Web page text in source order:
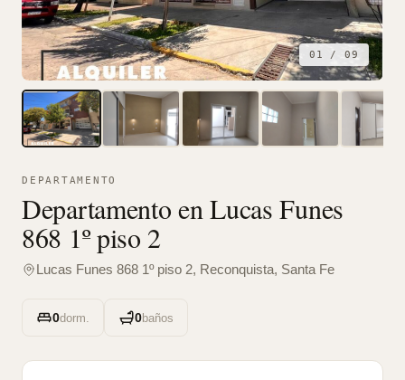
01 / 09
DEPARTAMENTO
Departamento en Lucas Funes
868 1º piso 2
Lucas Funes 868 1º piso 2, Reconquista, Santa Fe
0dorm. 0baños